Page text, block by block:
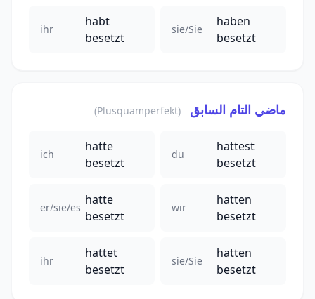
ihr
habt
besetzt
sie/Sie
haben
besetzt
ماضي التام السابق (Plusquamperfekt)
ich
hatte
besetzt
du
hattest
besetzt
er/sie/es
hatte
besetzt
wir
hatten
besetzt
ihr
hattet
besetzt
sie/Sie
hatten
besetzt